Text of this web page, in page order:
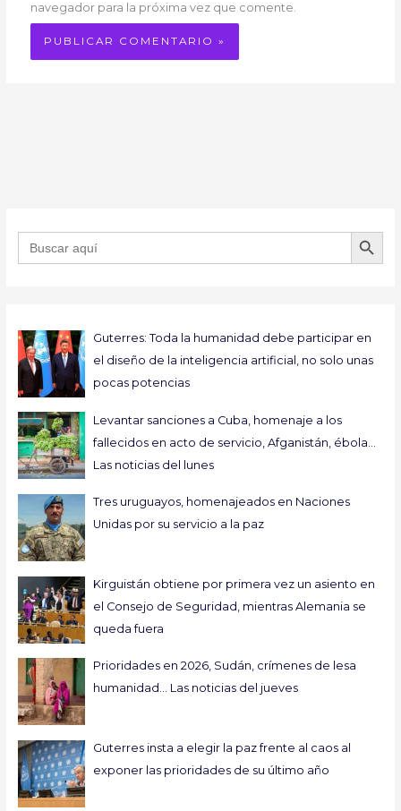
navegador para la próxima vez que comente.
Buscar: BOTÓN DE
Guterres: Toda la humanidad debe participar en
el diseño de la inteligencia artificial, no solo unas
pocas potencias
Levantar sanciones a Cuba, homenaje a los
fallecidos en acto de servicio, Afganistán, ébola…
Las noticias del lunes
Tres uruguayos, homenajeados en Naciones
Unidas por su servicio a la paz
Kirguistán obtiene por primera vez un asiento en
el Consejo de Seguridad, mientras Alemania se
queda fuera
Prioridades en 2026, Sudán, crímenes de lesa
humanidad… Las noticias del jueves
Guterres insta a elegir la paz frente al caos al
exponer las prioridades de su último año